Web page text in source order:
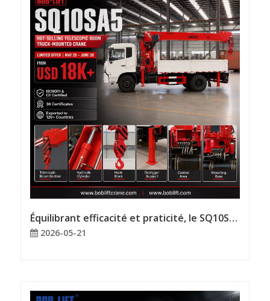
Équilibrant efficacité et praticité, le SQ10SA5 est actuellement en vente à prix réduit !
2026-05-21